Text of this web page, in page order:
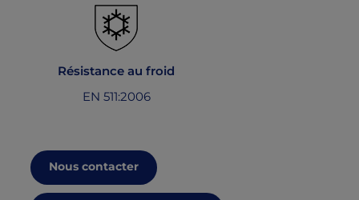
Résistance au froid
EN 511:2006
Nous contacter